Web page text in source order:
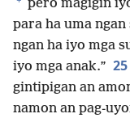
pero magigin
para ha uma
ngan ha iyo mga
iyo mga anak.” 25
gintipigan an
namon an pag-